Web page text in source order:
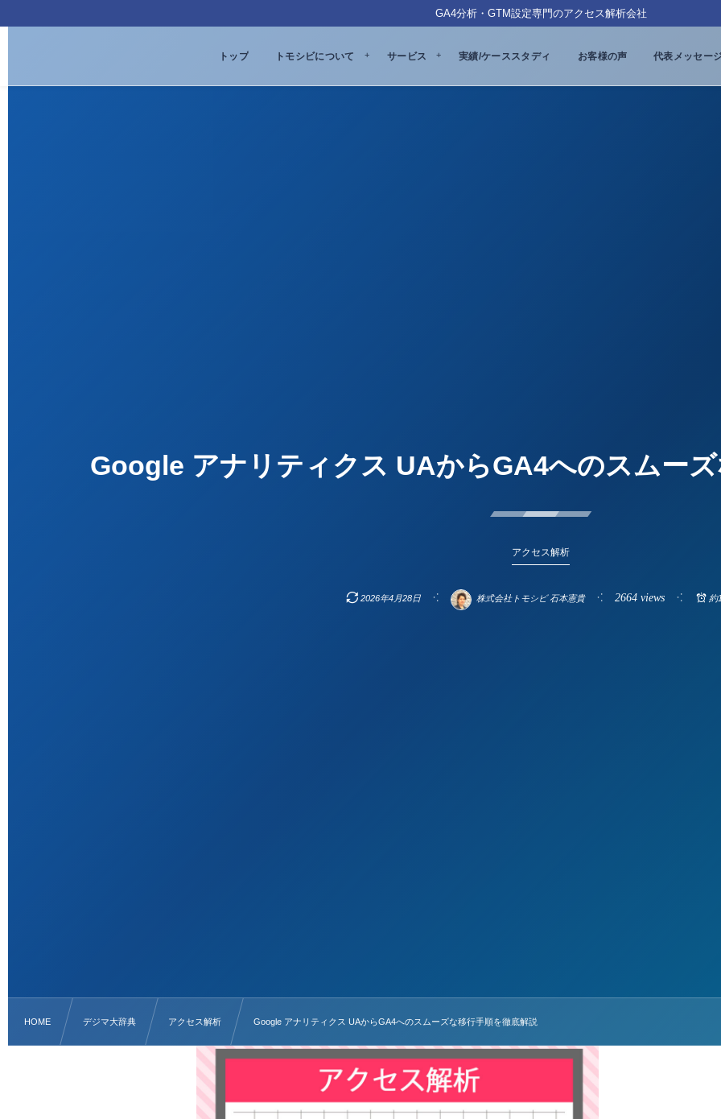
GA4分析・GTM設定専門のアクセス解析会社
トップ トモシビについて サービス 実績/ケーススタディ お客様の声 代表メッセー
Google アナリティクス UAからGA4へのスムー
アクセス解析
2026年4月28日 株式会社トモシビ 石本憲貴 2664 views 約
HOME デジマ大辞典 アクセス解析 Google アナリティクス UAからGA4へのスムーズな移行手順を徹底解説